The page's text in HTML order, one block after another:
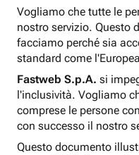
Vogliamo che tutte le
nostro servizio. Questo
facciamo perché sia
standard come
Fastweb S.p.A. si
l'inclusività. Vogliamo
comprese le persone
con successo il nostro
Questo documento